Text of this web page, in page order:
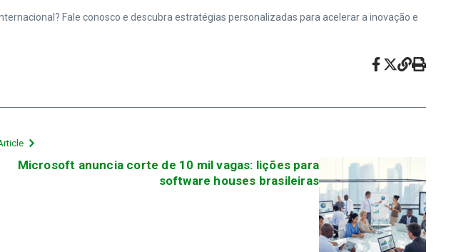
Fale conosco e descubra estratégias personalizadas para acelerar a inovação e
Microsoft anuncia corte de 10 mil vagas: lições para
software houses brasileiras